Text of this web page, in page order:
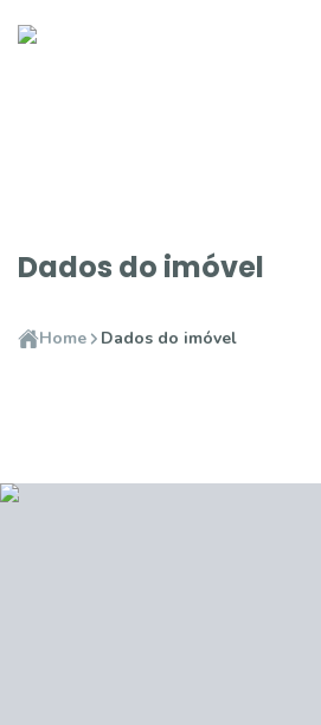
Dados do imóvel
Home Dados do imóvel